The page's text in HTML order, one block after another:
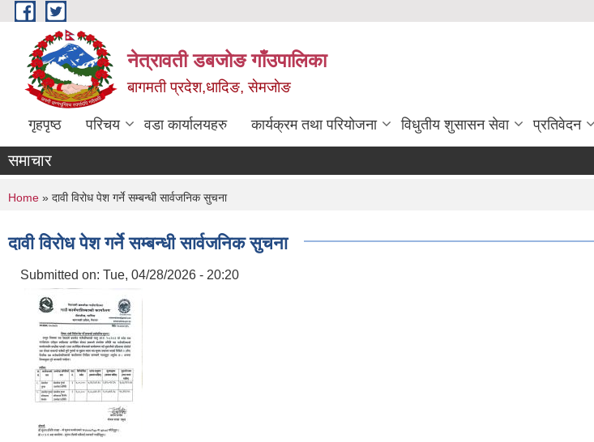
Skip to main content
नेत्रावती डबजोङ गाँउपालिका
बागमती प्रदेश,धादिङ, सेमजाेङ
गृहपृष्ठ परिचय वडा कार्यालयहरु कार्यक्रम तथा परियोजना विधुतीय शुसासन सेवा प्रतिवेदन
समाचार
You are here
Home » दावी विरोध पेश गर्ने सम्बन्धी सार्वजनिक सुचना
दावी विरोध पेश गर्ने सम्बन्धी सार्वजनिक सुचना
Submitted on: Tue, 04/28/2026 - 20:20